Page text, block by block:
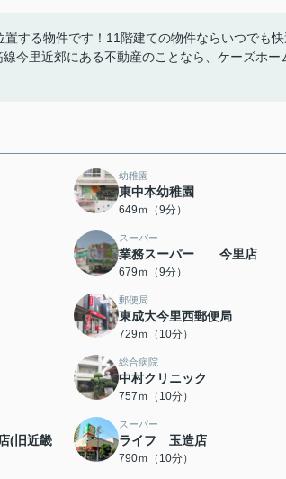
する物件です！11階建ての物件ならいつでも
今里近郊にある不動産のことなら、ケーズホー
幼稚園
東中本幼稚園
649ｍ（9分）
スーパー
業務スーパー 今里店
679ｍ（9分）
郵便局
東成大今里西郵便局
729ｍ（10分）
総合病院
中村クリニック
757ｍ（10分）
(旧近畿
スーパー
ライフ 玉造店
790ｍ（10分）